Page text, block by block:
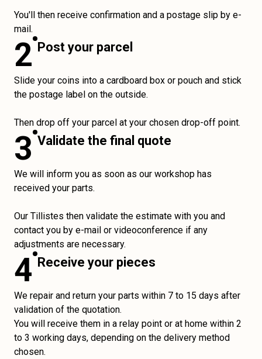
You'll then receive confirmation and a postage slip by e-
mail.
2 Post your parcel
Slide your coins into a cardboard box or pouch and stick
the postage label on the outside.
Then drop off your parcel at your chosen drop-off point.
3 Validate the final quote
We will inform you as soon as our workshop has
received your parts.
Our Tillistes then validate the estimate with you and
contact you by e-mail or videoconference if any
adjustments are necessary.
4 Receive your pieces
We repair and return your parts within 7 to 15 days after
validation of the quotation.
You will receive them in a relay point or at home within 2
to 3 working days, depending on the delivery method
chosen.